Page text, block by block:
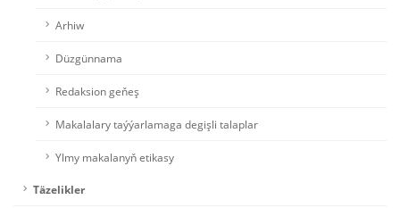
Arhiw
Düzgünnama
Redaksion geňeş
Makalalary taýýarlamaga degişli talaplar
Ylmy makalanyň etikasy
Täzelikler